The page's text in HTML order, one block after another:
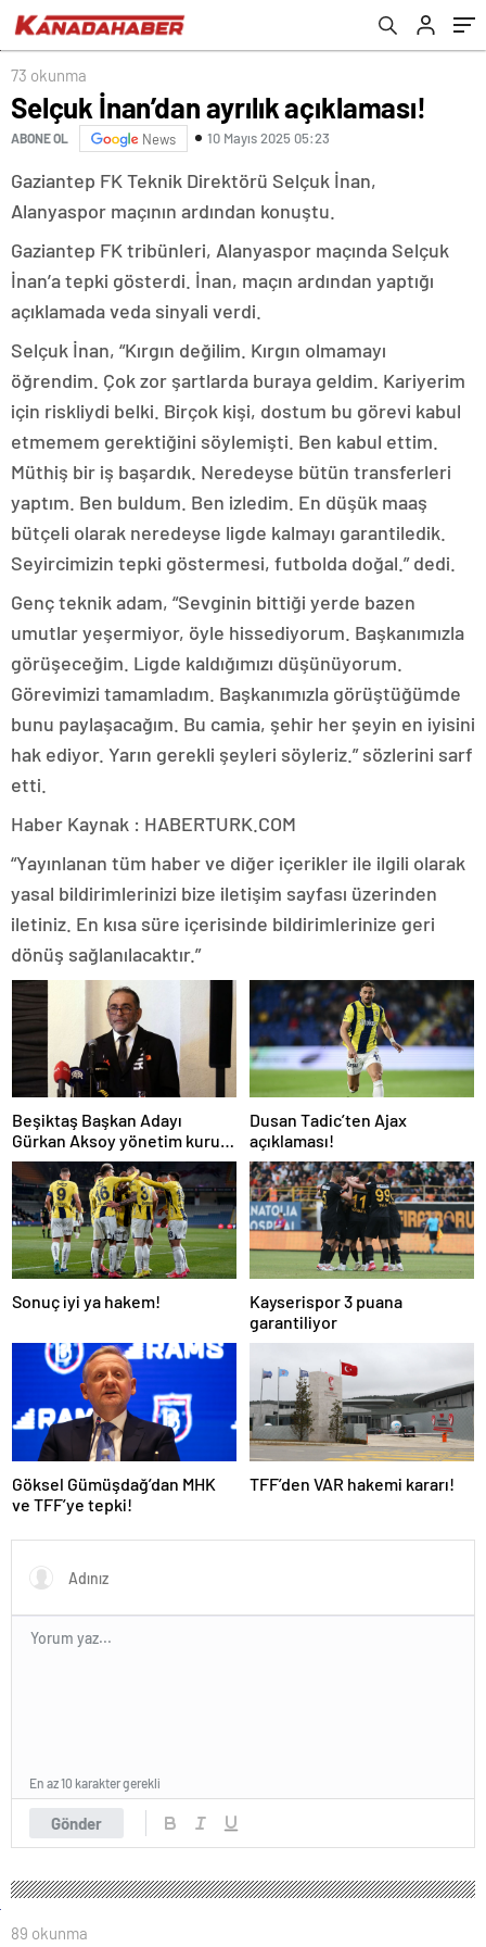
73 okunma
Selçuk İnan’dan ayrılık açıklaması!
ABONE OL News 10 Mayıs 2025 05:23
Gaziantep FK Teknik Direktörü Selçuk İnan,
Alanyaspor maçının ardından konuştu.
Gaziantep FK tribünleri, Alanyaspor maçında Selçuk
İnan’a tepki gösterdi. İnan, maçın ardından yaptığı
açıklamada veda sinyali verdi.
Selçuk İnan, “Kırgın değilim. Kırgın olmamayı
öğrendim. Çok zor şartlarda buraya geldim. Kariyerim
için riskliydi belki. Birçok kişi, dostum bu görevi kabul
etmemem gerektiğini söylemişti. Ben kabul ettim.
Müthiş bir iş başardık. Neredeyse bütün transferleri
yaptım. Ben buldum. Ben izledim. En düşük maaş
bütçeli olarak neredeyse ligde kalmayı garantiledik.
Seyircimizin tepki göstermesi, futbolda doğal.” dedi.
Genç teknik adam, “Sevginin bittiği yerde bazen
umutlar yeşermiyor, öyle hissediyorum. Başkanımızla
görüşeceğim. Ligde kaldığımızı düşünüyorum.
Görevimizi tamamladım. Başkanımızla görüştüğümde
bunu paylaşacağım. Bu camia, şehir her şeyin en iyisini
hak ediyor. Yarın gerekli şeyleri söyleriz.” sözlerini sarf
etti.
Haber Kaynak : HABERTURK.COM
“Yayınlanan tüm haber ve diğer içerikler ile ilgili olarak
yasal bildirimlerinizi bize iletişim sayfası üzerinden
iletiniz. En kısa süre içerisinde bildirimlerinize geri
dönüş sağlanılacaktır.”
Beşiktaş Başkan Adayı
Gürkan Aksoy yönetim kurulu
listesini tanıttı
Dusan Tadic’ten Ajax
açıklaması!
Sonuç iyi ya hakem!
Kayserispor 3 puana
garantiliyor
Göksel Gümüşdağ’dan MHK
ve TFF’ye tepki!
TFF’den VAR hakemi kararı!
Gönder
En az 10 karakter gerekli
89 okunma